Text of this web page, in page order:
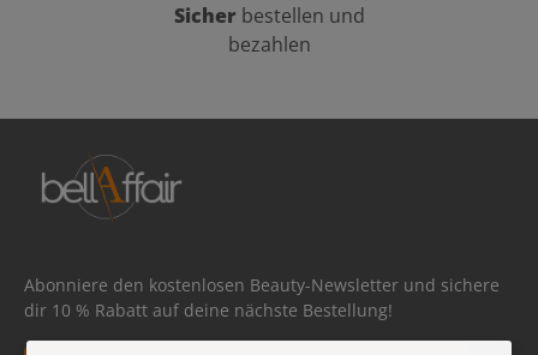
Sicher bestellen und
bezahlen
Abonniere den kostenlosen Beauty-Newsletter und sichere
dir 10 % Rabatt auf deine nächste Bestellung!